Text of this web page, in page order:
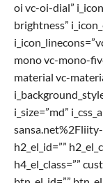
oi vc-oi-dial”
brightness”
mono vc-mono-
material vc-
i_size=”md”
h2_el_id=””
h4_el_class=””